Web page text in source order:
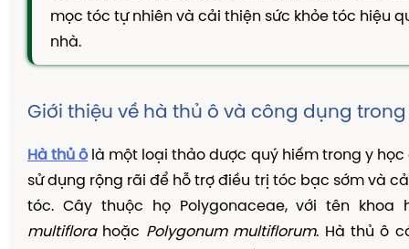
TAM THẤT MẬT ONG
KIẾN THỨC
Kiến Thức Về Ho
Kiến Thức Về Dạ Dày
Kiến Thức Về Đại Tràng
mọc tóc tự nhiên và cải thiện sức khỏe tóc hiệu
nhà.
Giới thiệu về hà thủ ô và công dụng
Hà thủ ôlà một loại thảo dược quý hiếm trong y học
sử dụng rộng rãi để hỗ trợ điều trị tóc bạc sớm và
tóc. Cây thuộc họ Polygonaceae, với tên
multiflorahoặc Polygonum multiflorum. Hà thủ ô